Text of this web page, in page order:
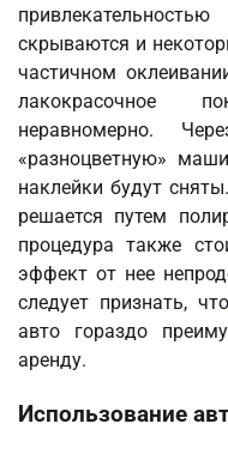
скрываются и
частичном
лакокрасочное
неравномерно.
«разноцветную»
наклейки будут
решается путем
процедура также
эффект от нее
следует признать,
авто гораздо
аренду.
Использование